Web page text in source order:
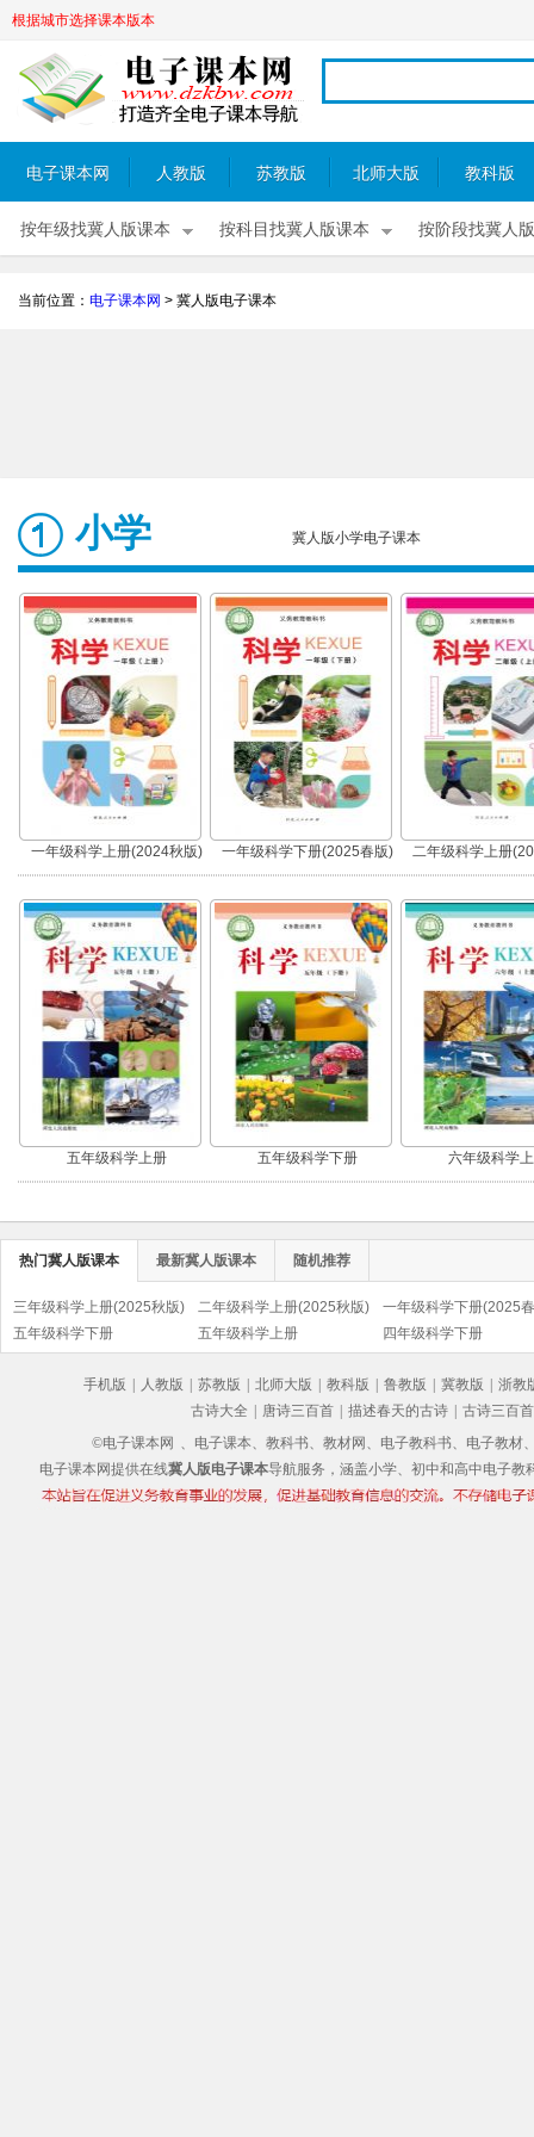
根据城市选择课本版本
电子课本网 人教版 苏教版 北师大版 教科版
按年级找冀人版课本 按科目找冀人版课本 按阶段找冀人
当前位置： 电子课本网 > 冀人版电子课本
小学 冀人版小学电子课本
一年级科学上册(2024秋版) 一年级科学下册(2025春版) 二年级科学上册
五年级科学上册 五年级科学下册 六年级科学
热门冀人版课本 最新冀人版课本 随机推荐
三年级科学上册(2025秋版) 二年级科学上册(2025秋版)
一年级科学下册(2025
五年级科学下册
五年级科学上册 四年级科学下册
手机版 人教版 苏教版 北师大版 教科版 鲁教版 冀教版
浙教
古诗大全
唐诗三百首 描述春天的古诗
古诗三百首
©电子课本网 、电子课本、教科书、教材网、电子教科书、电子教材
电子课本网提供在线冀人版电子课本导航服务，涵盖小学、初中和高中电子